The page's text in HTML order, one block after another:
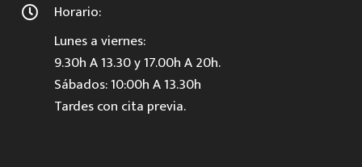
Horario:
Lunes a viernes:
9.30h A 13.30 y 17.00h A 20h.
Sábados: 10:00h A 13.30h
Tardes con cita previa.